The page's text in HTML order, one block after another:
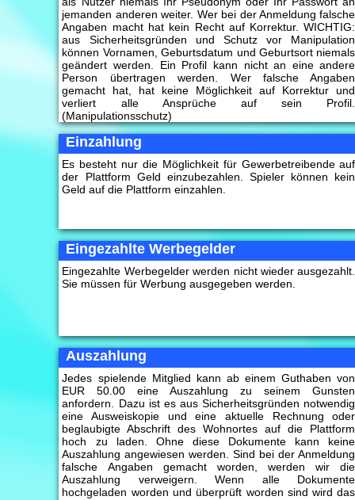
jemanden anderen weiter. Wer bei der Anmeldung falsche
Angaben macht hat kein Recht auf Korrektur. WICHTIG:
aus Sicherheitsgründen und Schutz vor Manipulation
können Vornamen, Geburtsdatum und Geburtsort niemals
geändert werden. Ein Profil kann nicht an eine andere
Person übertragen werden. Wer falsche Angaben
gemacht hat, hat keine Möglichkeit auf Korrektur und
verliert alle Ansprüche auf sein Profil.
(Manipulationsschutz)
Einzahlung
Es besteht nur die Möglichkeit für Gewerbetreibende auf
der Plattform Geld einzubezahlen. Spieler können kein
Geld auf die Plattform einzahlen.
Eingezahlte Werbegelder
Eingezahlte Werbegelder werden nicht wieder ausgezahlt.
Sie müssen für Werbung ausgegeben werden.
Auszahlung
Jedes spielende Mitglied kann ab einem Guthaben von
EUR 50.00 eine Auszahlung zu seinem Gunsten
anfordern. Dazu ist es aus Sicherheitsgründen notwendig
eine Ausweiskopie und eine aktuelle Rechnung oder
beglaubigte Abschrift des Wohnortes auf die Plattform
hoch zu laden. Ohne diese Dokumente kann keine
Auszahlung angewiesen werden. Sind bei der Anmeldung
falsche Angaben gemacht worden, werden wir die
Auszahlung verweigern. Wenn alle Dokumente
hochgeladen worden und überprüft worden sind wird das